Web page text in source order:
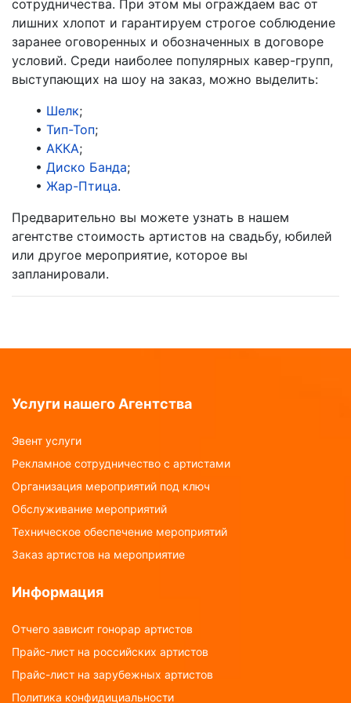
сотрудничества. При этом мы ограждаем вас от
лишних хлопот и гарантируем строгое соблюдение
заранее оговоренных и обозначенных в договоре
условий. Среди наиболее популярных кавер-групп,
выступающих на шоу на заказ, можно выделить:
• Шелк;
• Тип-Топ;
• АККА;
• Диско Банда;
• Жар-Птица.
Предварительно вы можете узнать в нашем
агентстве стоимость артистов на свадьбу, юбилей
или другое мероприятие, которое вы
запланировали.
Услуги нашего Агентства
Эвент услуги
Рекламное сотрудничество с артистами
Организация мероприятий под ключ
Обслуживание мероприятий
Техническое обеспечение мероприятий
Заказ артистов на мероприятие
Информация
Отчего зависит гонорар артистов
Прайс-лист на российских артистов
Прайс-лист на зарубежных артистов
Политика конфидициальности